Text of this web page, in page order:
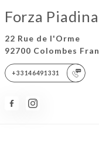
Forza Piadina
22 Rue de l'Orme
92700 Colombes
+33146491331